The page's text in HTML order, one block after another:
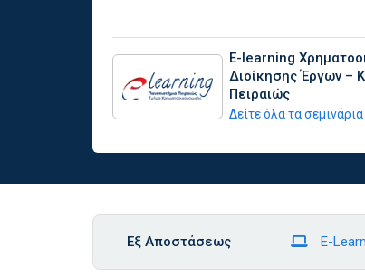
E-learning
Διοίκησης Έργων –
Πειραιώς
Δείτε όλα τα
Εξ Αποστάσεως E-